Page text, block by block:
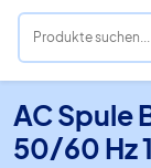
AC Spule
50/60 Hz